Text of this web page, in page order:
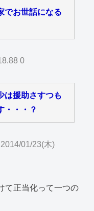
でお世話になる
0
は援助さすつも
・・・？
2014/01/23(木)
て正当化って一つの